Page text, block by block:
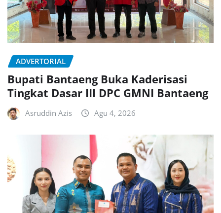
ADVERTORIAL
Bupati Bantaeng Buka Kaderisasi
Tingkat Dasar III DPC GMNI Bantaeng
Asruddin Azis Agu 4, 2026